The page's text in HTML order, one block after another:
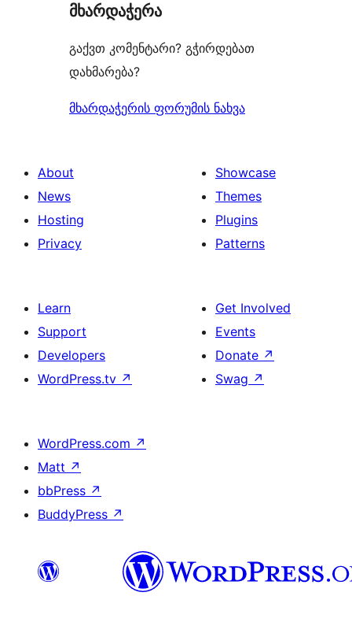
reviews
მხარდაჭერა
გაქვთ კომენტარი? გჭირდებათ
დახმარება?
მხარდაჭერის ფორუმის ნახვა
About
News
Hosting
Privacy
Showcase
Themes
Plugins
Patterns
Learn
Support
Developers
WordPress.tv ↗
Get Involved
Events
Donate ↗
Swag ↗
WordPress.com ↗
Matt ↗
bbPress ↗
BuddyPress ↗